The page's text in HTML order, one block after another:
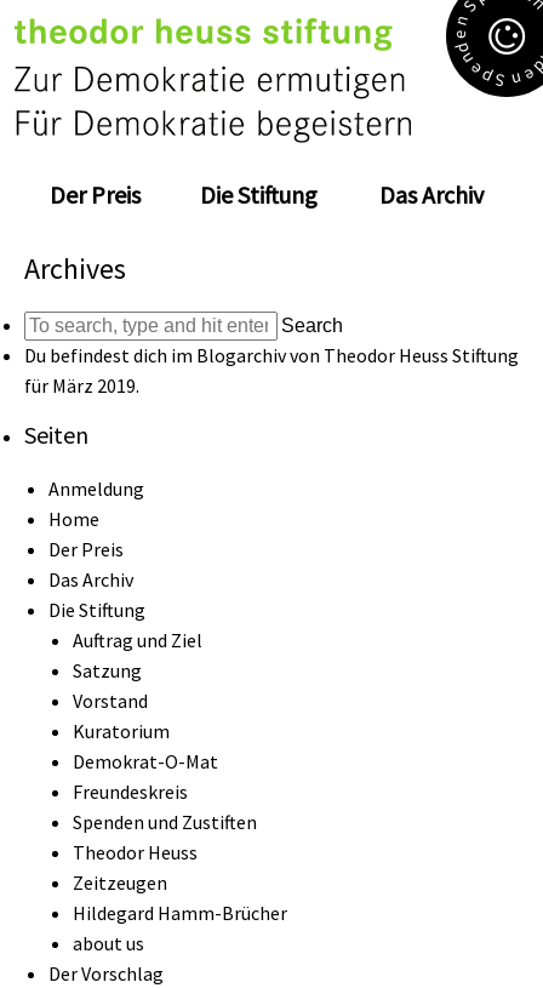
Der Preis Die Stiftung Das Archiv
S
p
e
n
d
e
n
S
e
n
Archives
Search
Du befindest dich im Blogarchiv von Theodor Heuss Stiftung
für März 2019.
Seiten
Anmeldung
Home
Der Preis
Das Archiv
Die Stiftung
Auftrag und Ziel
Satzung
Vorstand
Kuratorium
Demokrat-O-Mat
Freundeskreis
Spenden und Zustiften
Theodor Heuss
Zeitzeugen
Hildegard Hamm-Brücher
about us
Der Vorschlag